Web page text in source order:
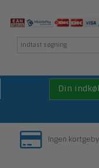
Din
Ingen